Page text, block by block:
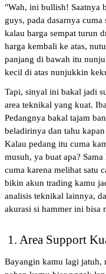
"Wah, ini bullish! Saatnya
guys, pada dasarnya
kalau harga sempat turun
harga kembali ke atas,
panjang di bawah itu
kecil di atas nunjukkin
Tapi, sinyal ini bakal jadi
area teknikal yang kuat.
Pedangnya bakal tajam
beladirinya dan tahu
Kalau pedang itu cuma
musuh, ya buat apa?
cuma karena melihat satu
bikin akun trading kamu
analisis teknikal lainnya,
akurasi si hammer ini bisa
1. Area Support
Bayangin kamu lagi jatuh,